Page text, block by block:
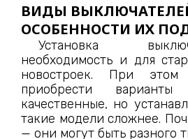
ВИДЫ
ОСОБЕННОСТИ ИХ
Установка
необходимость и для
новостроек. При этом
приобрести
качественные, но
такие модели сложнее.
— они могут быть разного